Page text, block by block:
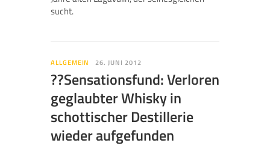
sucht.
ALLGEMEIN 26. JUNI 2012
??Sensationsfund: Verloren
geglaubter Whisky in
schottischer Destillerie
wieder aufgefunden